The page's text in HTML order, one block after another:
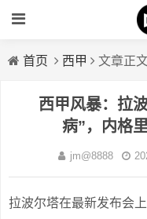
首页 西甲 文章正
西甲风暴：拉
病”，内格
jm@8888
拉波尔塔在最新发布会